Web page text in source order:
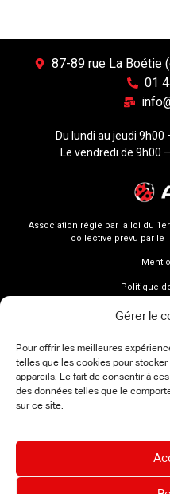
Gérer le
Pour offrir les meilleures
telles que les cookies pour
appareils. Le fait de consentir à
des données telles que le
sur ce site.
87-89 rue La Boétie
01
Du lundi au jeudi
Le vendredi de 9h00
Association régie par la loi du
collective prévu par le
Politique